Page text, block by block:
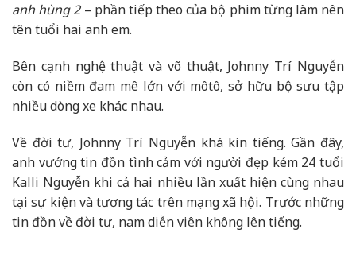
anh hùng 2– phần tiếp theo của bộ phim từng làm nên
tên tuổi hai anh em.
Bên cạnh nghệ thuật và võ thuật, Johnny Trí Nguyễn
còn có niềm đam mê lớn với môtô, sở hữu bộ sưu tập
nhiều dòng xe khác nhau.
Về đời tư, Johnny Trí Nguyễn khá kín tiếng. Gần đây,
anh vướng tin đồn tình cảm với người đẹp kém 24 tuổi
Kalli Nguyễn khi cả hai nhiều lần xuất hiện cùng nhau
tại sự kiện và tương tác trên mạng xã hội. Trước những
tin đồn về đời tư, nam diễn viên không lên tiếng.